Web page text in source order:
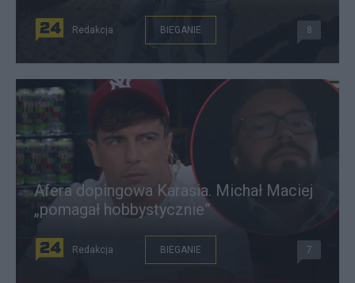
Redakcja BIEGANIE 8
Afera dopingowa Karasia. Michał Maciej
„pomagał hobbystycznie”
Redakcja BIEGANIE 7